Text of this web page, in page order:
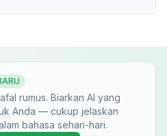
rumus. Biarkan AI yang
Anda — cukup jelaskan
bahasa sehari-hari.